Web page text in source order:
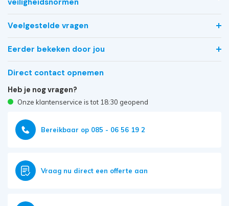
Veelgestelde vragen
Eerder bekeken door jou
Direct contact opnemen
Heb je nog vragen?
Onze klantenservice is tot 18:30 geopend
Bereikbaar op 085 - 06 56 19 2
Vraag nu direct een offerte aan